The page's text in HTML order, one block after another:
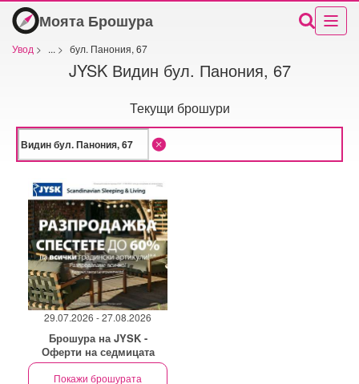
Моята Брошура
Увод > ... > бул. Панония, 67
JYSK Видин бул. Панония, 67
Текущи брошури
29.07.2026 - 27.08.2026
Брошура на JYSK -
Оферти на седмицата
Покажи брошурата